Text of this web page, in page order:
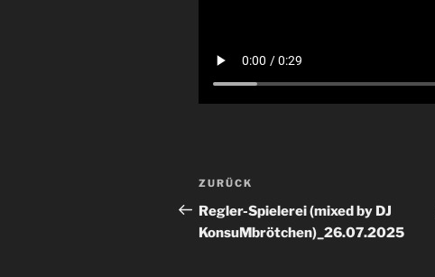
Beitrags-
Navigation
Vorheriger
Beitrag
ZURÜCK
Regler-Spielerei (mixed by DJ
KonsuMbrötchen)_26.07.2025